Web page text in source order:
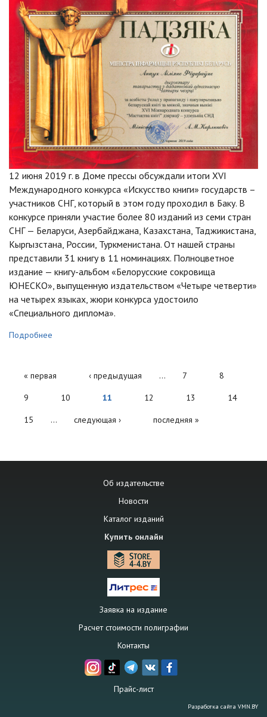
12 июня 2019 г. в Доме прессы обсуждали итоги XVI
Международного конкурса «Искусство книги» государств –
участников СНГ, который в этом году проходил в Баку. В
конкурсе приняли участие более 80 изданий из семи стран
СНГ — Беларуси, Азербайджана, Казахстана, Таджикистана,
Кыргызстана, России, Туркменистана. От нашей страны
представили 31 книгу в 11 номинациях. Полноцветное
издание — книгу-альбом «Белорусские сокровища
ЮНЕСКО», выпущенную издательством «Четыре четверти»
на четырех языках, жюри конкурса удостоило
«Специального диплома».
Подробнее
Страницы
« первая ‹ предыдущая … 7 8
9 10 11 12 13 14
15 … следующая › последняя »
Об издательстве
Новости
Каталог изданий
Купить онлайн
Заявка на издание
Расчет стоимости полиграфии
Контакты
Прайс-лист
Разработка сайта VMN.BY